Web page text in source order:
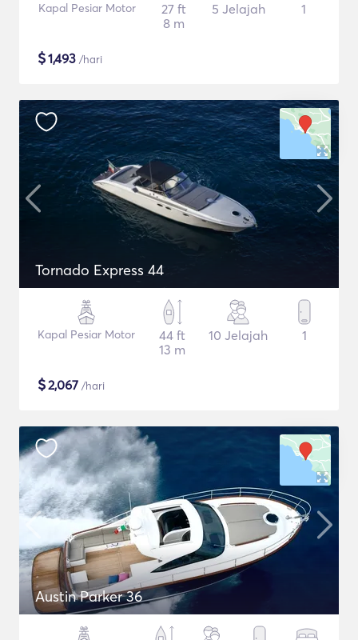
Kapal Pesiar Motor
27 ft
8 m
5 Jelajah 1
$1,493 /hari
Tornado Express 44
Kapal Pesiar Motor
44 ft
13 m
10 Jelajah 1
$2,067 /hari
Austin Parker 36